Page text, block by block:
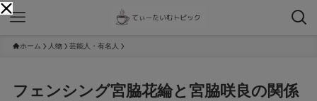
ホーム 人物 芸能人・有名人
フェンシング宮脇花綸と宮脇咲良の関係